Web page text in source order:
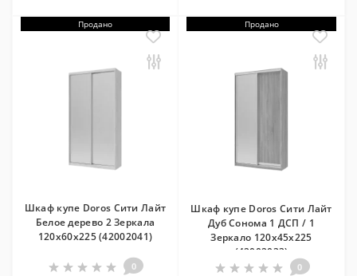
Продано
Шкаф купе Doros Сити Лайт
Белое дерево 2 Зеркала
120х60х225 (42002041)
0
Продано
Шкаф купе Doros Сити Лайт
Дуб Cонома 1 ДСП / 1
Зеркало 120х45х225
(42002033)
0